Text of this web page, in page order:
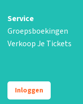
Service
Groepsboekingen
Verkoop Je Tickets
Inloggen